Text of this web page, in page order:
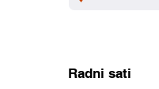
Radni sati